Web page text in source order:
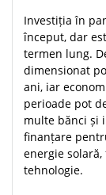
Investiția în
început, dar
termen lung.
dimensionat
ani, iar
perioade pot
multe bănci și
finanțare
energie
tehnologie.